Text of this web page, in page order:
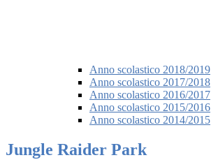
Anno scolastico 2018/2019
Anno scolastico 2017/2018
Anno scolastico 2016/2017
Anno scolastico 2015/2016
Anno scolastico 2014/2015
Jungle Raider Park